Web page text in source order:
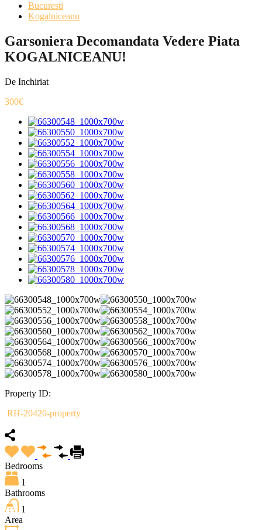
Bucuresti
Kogalniceanu
Garsoniera Decomandata Vedere Piata
KOGALNICEANU!
De Inchiriat
300€
Property ID:
RH-20420-property
Bedrooms
1
Bathrooms
1
Area